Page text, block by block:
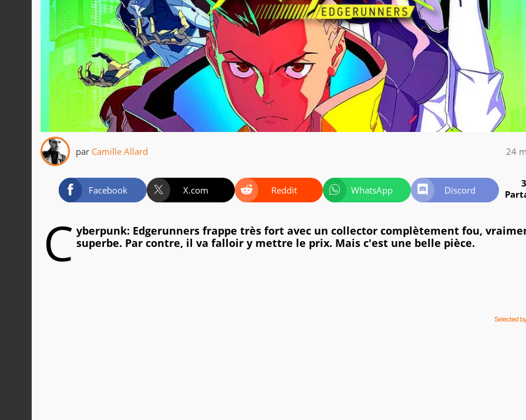
par Camille Allard 24
Facebook X.com Reddit WhatsApp Discord
3
C yberpunk: Edgerunners frappe très fort avec un collector complètement fou,
superbe. Par contre, il va falloir y mettre le prix. Mais c'est une belle pièce.